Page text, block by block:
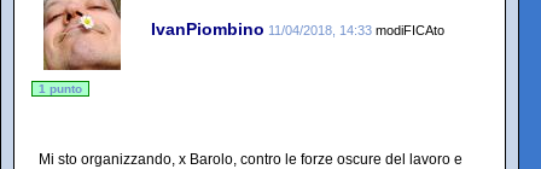
IvanPiombino 11/04/2018, 14:33 modiFICAto
1 punto
Mi sto organizzando, x Barolo, contro le forze oscure del lavoro e